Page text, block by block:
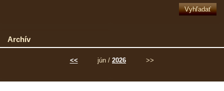
Archív
<< jún / 2026 >>